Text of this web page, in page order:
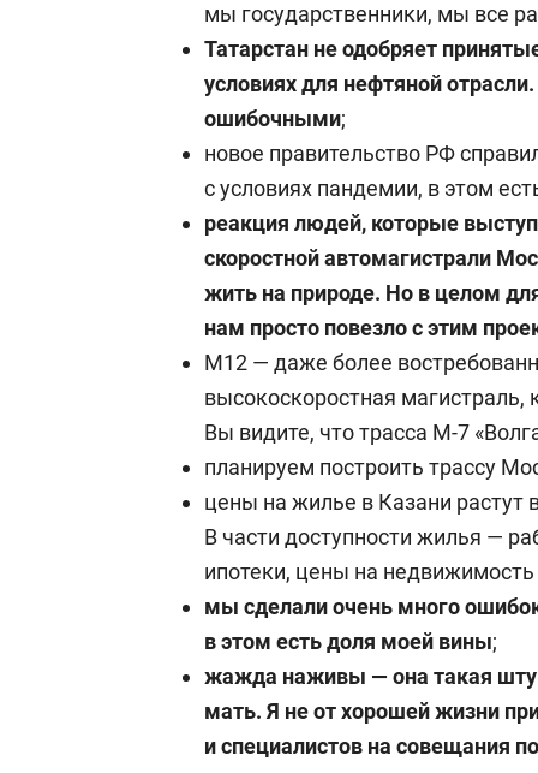
мы государственники, мы все
Татарстан не одобряет
условиях для нефтяной
ошибочными;
новое правительство РФ
с условиях пандемии, в этом
реакция людей, которые
скоростной автомагистрали
жить на природе. Но в целом
нам просто повезло с этим
М12 — даже более
высокоскоростная магистраль,
Вы видите, что трасса М-7
планируем построить трассу
цены на жилье в Казани растут
В части доступности жилья —
ипотеки, цены на
мы сделали очень много
в этом есть доля моей вины;
жажда наживы — она такая
мать. Я не от хорошей жизни
и специалистов на совещания